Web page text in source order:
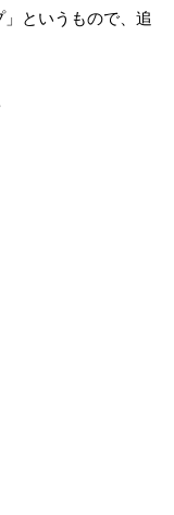
というもので、追